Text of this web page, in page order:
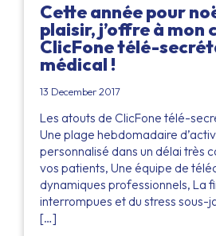
Cette année pour
plaisir, j’offre à mon
ClicFone télé-
médical !
13 December 2017
Les atouts de ClicFone télé-
Une plage hebdomadaire
personnalisé dans un délai très
vos patients, Une équipe de
dynamiques professionnels, La
interrompues et du stress sous-
[…]